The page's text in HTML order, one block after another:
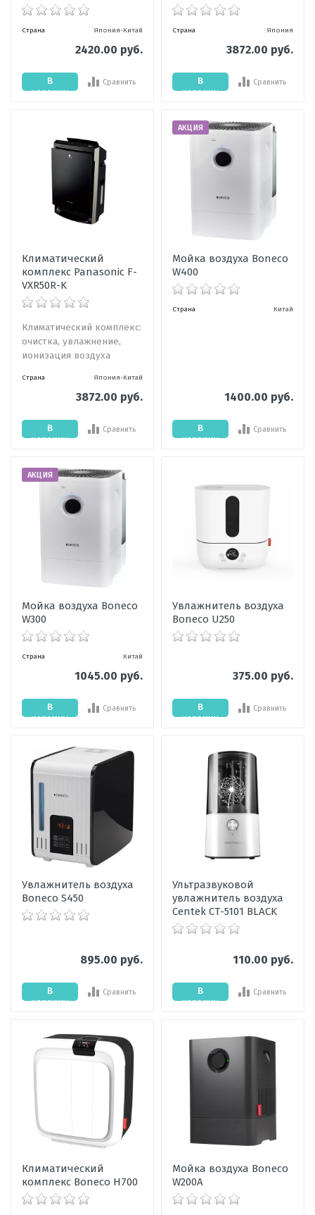
Страна Япония-Китай
2420.00 руб.
В
корзину
Сравнить
Страна Япония
3872.00 руб.
В
корзину
Сравнить
Климатический
комплекс Panasonic F-
VXR50R-K
Климатический комплекс:
очистка, увлажнение,
ионизация воздуха
Страна Япония-Китай
3872.00 руб.
В
корзину
Сравнить
АКЦИЯ
Мойка воздуха Boneco
W400
Страна Китай
1400.00 руб.
В
корзину
Сравнить
АКЦИЯ
Мойка воздуха Boneco
W300
Страна Китай
1045.00 руб.
В
корзину
Сравнить
Увлажнитель воздуха
Boneco U250
375.00 руб.
В
корзину
Сравнить
Увлажнитель воздуха
Boneco S450
895.00 руб.
В
корзину
Сравнить
Ультразвуковой
увлажнитель воздуха
Centek СТ-5101 BLACK
110.00 руб.
В
корзину
Сравнить
Климатический
комплекс Boneco H700
Мойка воздуха Boneco
W200A